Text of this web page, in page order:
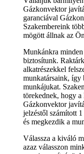
Gázkonvektor
garanciával
Szakembereink
mögött állnak az
Munkánkra
biztosítunk.
alkatrészekkel
munkatársaink, így
munkájukat.
törekednek, hogy a
Gázkonvektor
jelzéstől számított
és megkezdik a
Válassza a kiváló
azaz válasszon